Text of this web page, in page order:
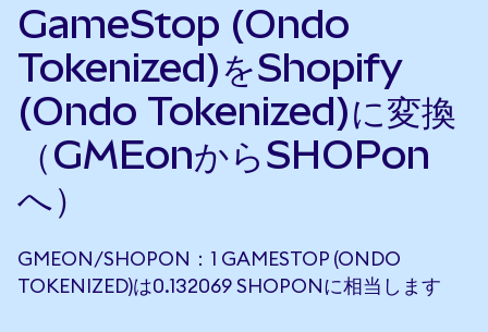
GameStop (Ondo
Tokenized)をShopify
(Ondo Tokenized)に変換
（GMEonからSHOPon
へ）
GMEON/SHOPON：1 GAMESTOP (ONDO
TOKENIZED)は0.132069 SHOPONに相当します